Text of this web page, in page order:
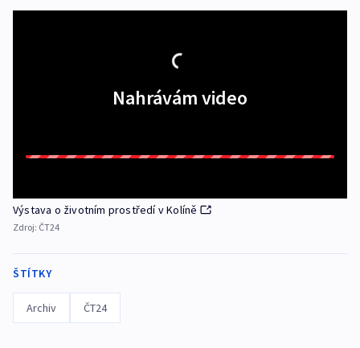
Nahrávám video
Výstava o životním prostředí v Kolíně
Zdroj: ČT24
ŠTÍTKY
Archiv ČT24